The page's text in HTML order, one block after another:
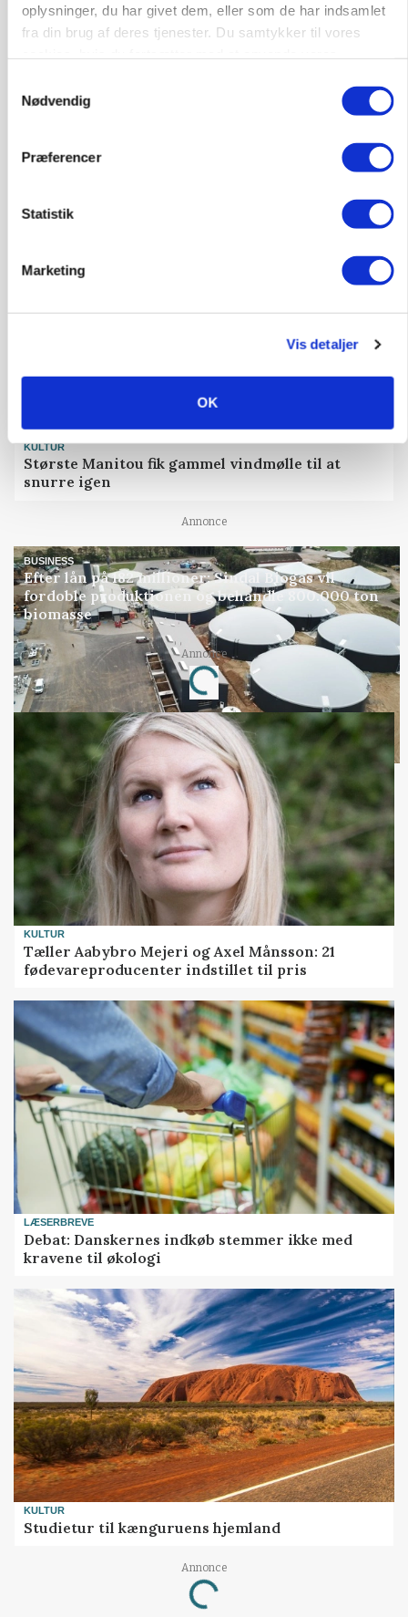
oplysninger, du har givet dem, eller som de har indsamlet
fra din brug af deres tjenester. Du samtykker til vores
Nødvendig
Præferencer
Statistik
Marketing
Vis detaljer
OK
Efter fire årtier: Familieejet vestjysk producent
af staldinventar får ny medejer
KULTUR
Største Manitou fik gammel vindmølle til at
snurre igen
Annonce
BUSINESS
Efter lån på 182 millioner: Sindal Biogas vil
fordoble produktionen og behandle 800.000 ton
biomasse
Annonce
Loading...
KULTUR
Tæller Aabybro Mejeri og Axel Månsson: 21
fødevareproducenter indstillet til pris
LÆSERBREVE
Debat: Danskernes indkøb stemmer ikke med
kravene til økologi
KULTUR
Studietur til kænguruens hjemland
Annonce
Loading...